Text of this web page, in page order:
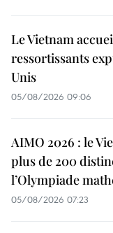
Le Vietnam
ressortissants
Unis
05/08/2026 09:06
AIMO 2026 : le
plus de 200
l’Olympiade
05/08/2026 07:23